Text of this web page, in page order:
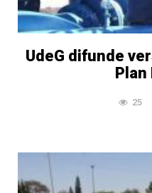
UdeG difunde
Plan
25